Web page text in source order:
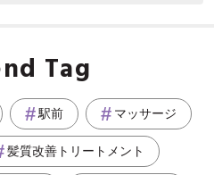
Tag
駅前 マッサージ
髪質改善トリートメント